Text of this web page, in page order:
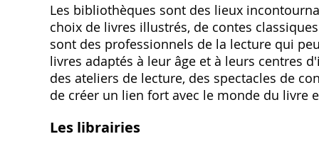
Les bibliothèques sont des lieux
choix de livres illustrés, de contes
sont des professionnels de la lecture qui
livres adaptés à leur âge et à leurs centres
des ateliers de lecture, des spectacles de
de créer un lien fort avec le monde du livre
Les librairies